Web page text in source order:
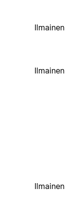
Ilmainen
Ilmainen
Ilmainen